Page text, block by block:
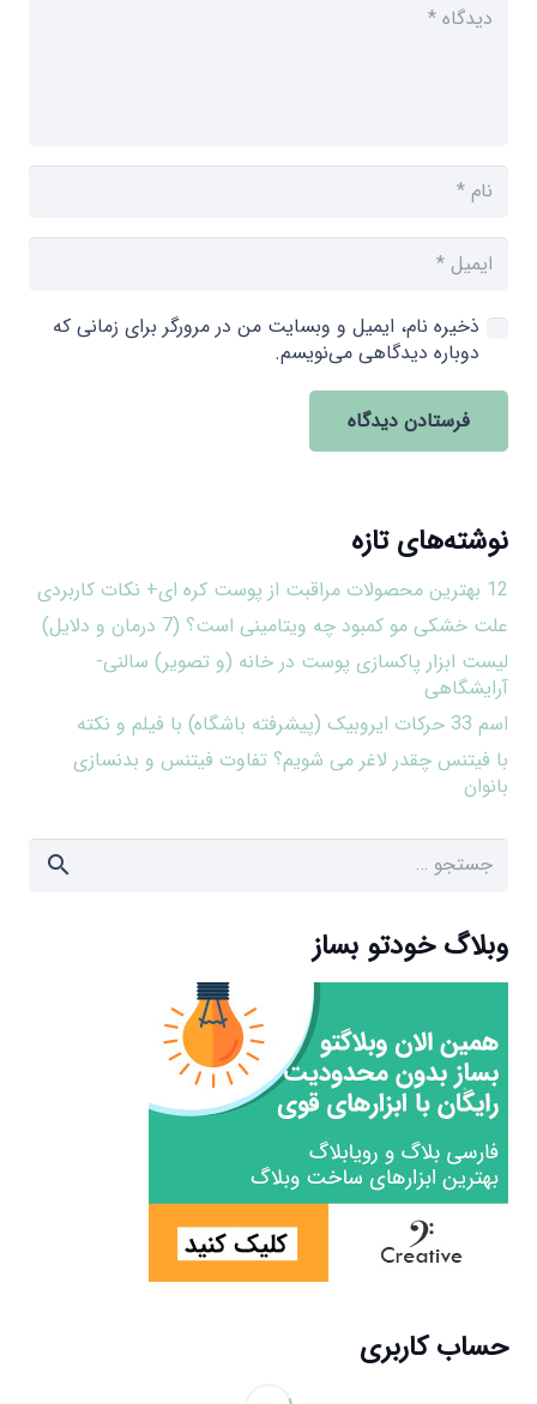
ذخیره نام، ایمیل و وبسایت من در مرورگر برای زمانی که
دوباره دیدگاهی می‌نویسم.
فرستادن دیدگاه
نوشته‌های تازه
12 بهترین محصولات مراقبت از پوست کره ای+ نکات کاربردی
علت خشکی مو کمبود چه ویتامینی است؟ (7 درمان و دلایل)
لیست ابزار پاکسازی پوست در خانه (و تصویر) سالنی-
آرایشگاهی
اسم 33 حرکات ایروبیک (پیشرفته باشگاه) با فیلم و نکته
با فیتنس چقدر لاغر می شویم؟ تفاوت فیتنس و بدنسازی
بانوان
جستجو
وبلاگ خودتو بساز
حساب کاربری